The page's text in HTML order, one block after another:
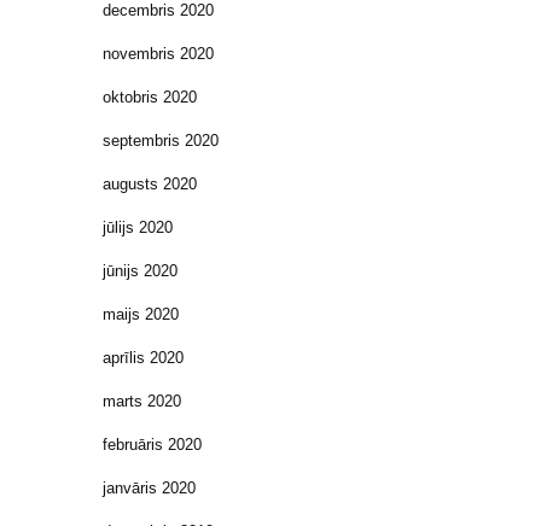
decembris 2020
novembris 2020
oktobris 2020
septembris 2020
augusts 2020
jūlijs 2020
jūnijs 2020
maijs 2020
aprīlis 2020
marts 2020
februāris 2020
janvāris 2020